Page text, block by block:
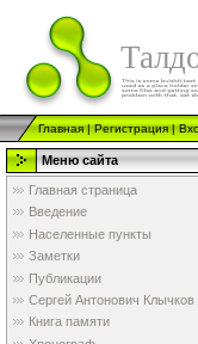
Главная|Регистрация|
Меню сайта
Главная страница
Введение
Населенные пункты
Заметки
Публикации
Сергей Антонович Клычков
Книга памяти